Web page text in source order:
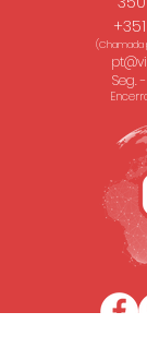
(Chamada
Seg.